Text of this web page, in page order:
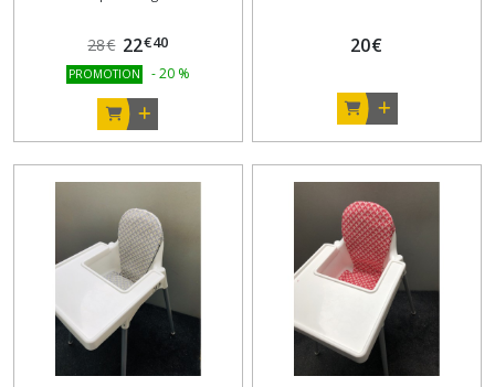
28€ 22€40
PROMOTION -20 %
20€